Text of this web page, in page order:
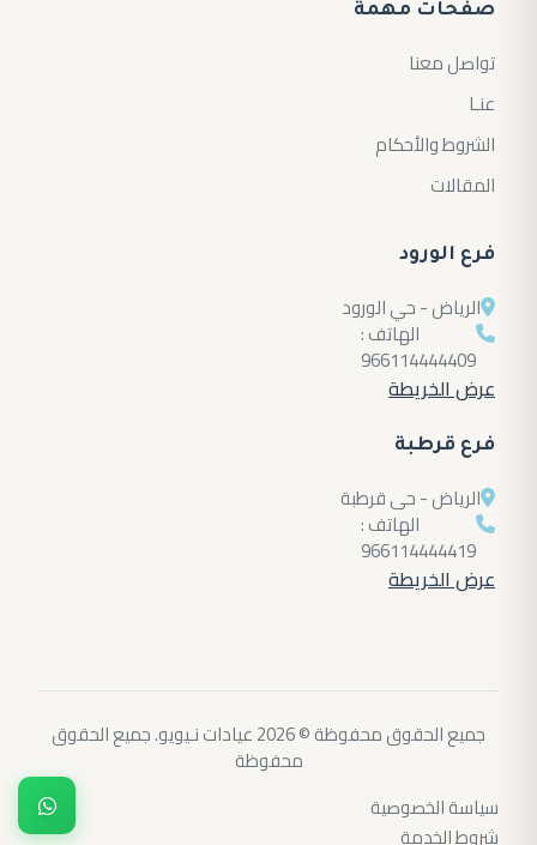
صفحات مهمة
تواصل معنا
عنـا
الشروط والأحكام
المقالات
فرع الورود
الرياض - حي الورود
الهاتف :
966114444409
عرض الخريطة
فرع قرطبة
الرياض - حى قرطبة
الهاتف :
966114444419
عرض الخريطة
جميع الحقوق محفوظة © 2026 عيادات نـيويو. جميع الحقوق
محفوظة
سياسة الخصوصية
شروط الخدمة